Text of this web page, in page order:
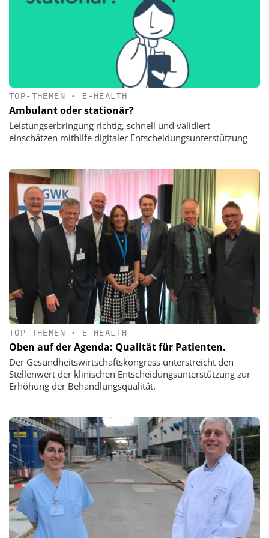
TOP-THEMEN • E-HEALTH
Ambulant oder stationär?
Leistungserbringung richtig, schnell und validiert
einschätzen mithilfe digitaler Entscheidungsunterstützung
TOP-THEMEN • E-HEALTH
Oben auf der Agenda: Qualität für Patienten.
Der Gesundheitswirtschaftskongress unterstreicht den
Stellenwert der klinischen Entscheidungsunterstützung zur
Erhöhung der Behandlungsqualität.